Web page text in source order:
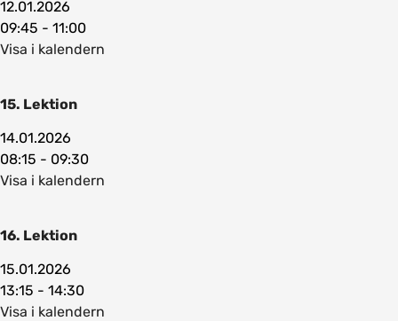
12.01.2026
09:45 - 11:00
Visa i kalendern
15. Lektion
14.01.2026
08:15 - 09:30
Visa i kalendern
16. Lektion
15.01.2026
13:15 - 14:30
Visa i kalendern